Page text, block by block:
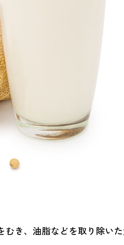
むき、油脂などを取り除い